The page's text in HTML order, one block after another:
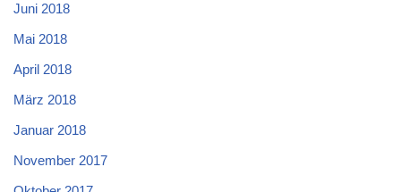
Juni 2018
Mai 2018
April 2018
März 2018
Januar 2018
November 2017